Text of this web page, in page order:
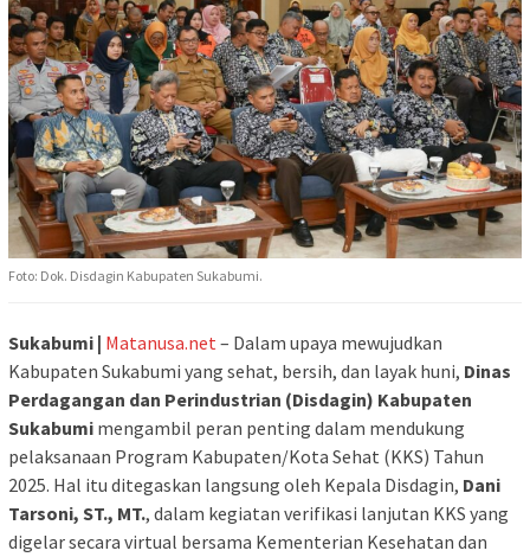
Foto: Dok. Disdagin Kabupaten Sukabumi.
Sukabumi | Matanusa.net– Dalam upaya mewujudkan
Kabupaten Sukabumi yang sehat, bersih, dan layak huni, Dinas
Perdagangan dan Perindustrian (Disdagin) Kabupaten
Sukabumi mengambil peran penting dalam mendukung
pelaksanaan Program Kabupaten/Kota Sehat (KKS) Tahun
2025. Hal itu ditegaskan langsung oleh Kepala Disdagin, Dani
Tarsoni, ST., MT., dalam kegiatan verifikasi lanjutan KKS yang
digelar secara virtual bersama Kementerian Kesehatan dan